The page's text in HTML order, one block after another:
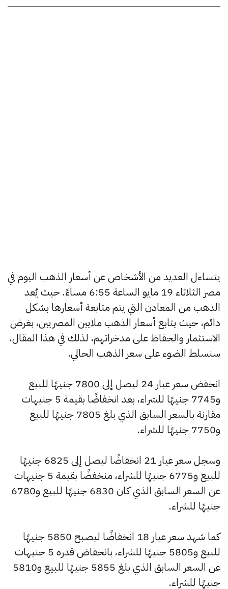
يتساءل العديد من الأشخاص عن أسعار الذهب اليوم في
مصر الثلاثاء 19 مايو الساعة 6:55 مساءً. حيث يُعد
الذهب من المعادن التي يتم متابعة أسعارها بشكل
دائم، حيث يتابع أسعار الذهب ملايين المصريين، بغرض
الاستثمار والحفاظ على مدخراتهم، لذلك في هذا المقال،
سنسلط الضوء على سعر الذهب الحالي.
انخفض سعر عيار 24 ليصل إلى 7800 جنيهًا للبيع
و7745 جنيهًا للشراء، بعد انخفاضًا بقيمة 5 جنيهات
مقارنة بالسعر السابق الذي بلغ 7805 جنيهًا للبيع
و7750 جنيهًا للشراء.
وسجل سعر عيار 21 انخفاضًا ليصل إلى 6825 جنيهًا
للبيع و6775 جنيهًا للشراء، منخفضًا بقيمة 5 جنيهات
عن السعر السابق الذي كان 6830 جنيهًا للبيع و6780
جنيهًا للشراء.
كما شهد سعر عيار 18 انخفاضًا ليصبح 5850 جنيهًا
للبيع و5805 جنيهًا للشراء، بانخفاض قدره 5 جنيهات
عن السعر السابق الذي بلغ 5855 جنيهًا للبيع و5810
جنيهًا للشراء.